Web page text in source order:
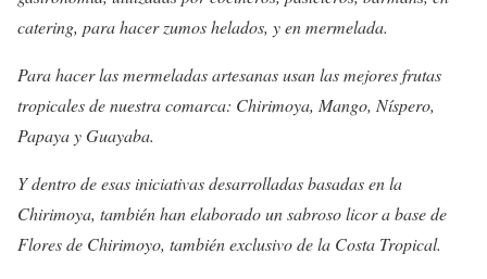
catering, para hacer zumos helados, y en mermelada.
Para hacer las mermeladas artesanas usan las mejores frutas
tropicales de nuestra comarca: Chirimoya, Mango, Níspero,
Papaya y Guayaba.
Y dentro de esas iniciativas desarrolladas basadas en la
Chirimoya, también han elaborado un sabroso licor a base de
Flores de Chirimoyo, también exclusivo de la Costa Tropical.